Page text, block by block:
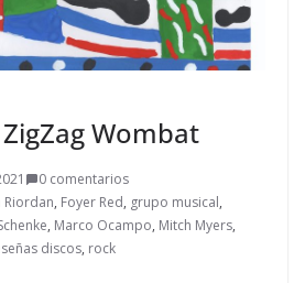
Wombat
0 comentarios
Riordan, Foyer Red, grupo musical,
, Marco Ocampo, Mitch Myers,
discos, rock